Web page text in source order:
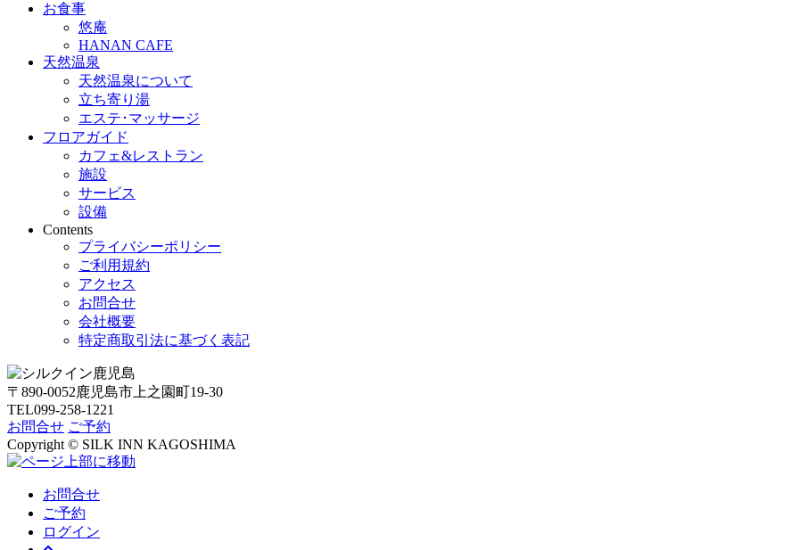
お食事
悠庵
HANAN CAFE
天然温泉
天然温泉について
立ち寄り湯
エステ･マッサージ
フロアガイド
カフェ&レストラン
施設
サービス
設備
Contents
プライバシーポリシー
ご利用規約
アクセス
お問合せ
会社概要
特定商取引法に基づく表記
〒890-0052鹿児島市上之園町19-30
TEL099-258-1221
お問合せ ご予約
Copyright © SILK INN KAGOSHIMA
お問合せ
ご予約
ログイン